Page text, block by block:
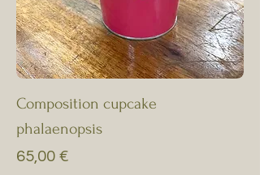
Composition cupcake
phalaenopsis
Prix
65,00 €